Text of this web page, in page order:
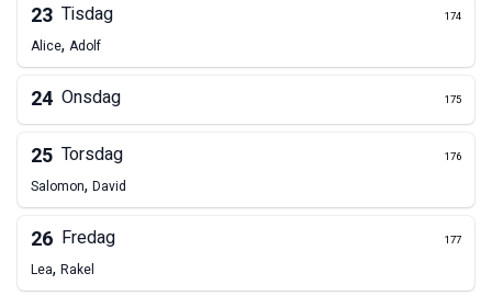
23 Tisdag 174
Alice, Adolf
24 Onsdag 175
25 Torsdag 176
Salomon, David
26 Fredag 177
Lea, Rakel